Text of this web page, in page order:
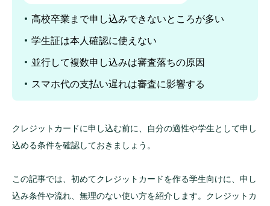
高校卒業まで申し込みできないところが多い
学生証は本人確認に使えない
並行して複数申し込みは審査落ちの原因
スマホ代の支払い遅れは審査に影響する
クレジットカードに申し込む前に、自分の適性や学生として申し
込める条件を確認しておきましょう。
この記事では、初めてクレジットカードを作る学生向けに、申し
込み条件や流れ、無理のない使い方を紹介します。クレジットカ